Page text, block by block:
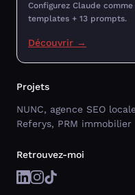
Configurez Claude
templates + 13 prompts.
Découvrir →
Projets
NUNC, agence SEO
Referys, PRM immobilier
Retrouvez-moi